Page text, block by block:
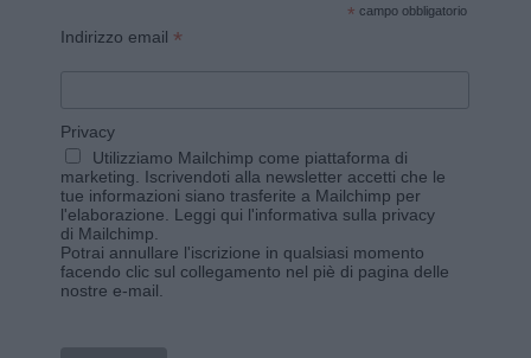
* campo obbligatorio
Indirizzo email *
Privacy
Utilizziamo Mailchimp come piattaforma di
marketing. Iscrivendoti alla newsletter accetti che le
tue informazioni siano trasferite a Mailchimp per
l'elaborazione. Leggi qui l'informativa sulla privacy
di Mailchimp
Potrai annullare l'iscrizione in qualsiasi momento
facendo clic sul collegamento nel piè di pagina delle
nostre e-mail.